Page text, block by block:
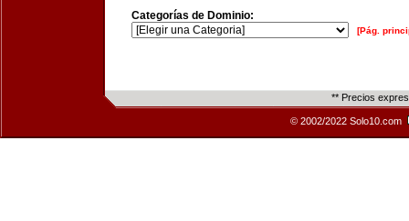
Categorías de Dominio:
[Pág.
** Precios
© 2002/2022 Solo10.com